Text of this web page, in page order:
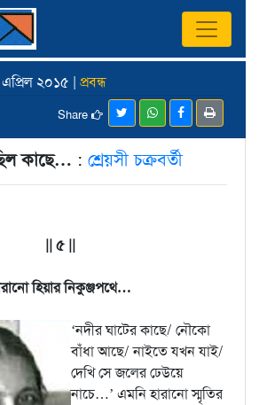
২০১৫ | প্রবন্ধ
Share
কাছে… : শ্রেয়সী চক্রবর্তী
|| ৫ ||
হিয়ার নিকুঞ্জপথে…
‘নদীর ঘাটের কাছে/ নৌকো
বাঁধা আছে/ নাইতে যখন যাই/
দেখি সে জলের ঢেউয়ে
নাচে…’ এমনি হারানো স্মৃতির